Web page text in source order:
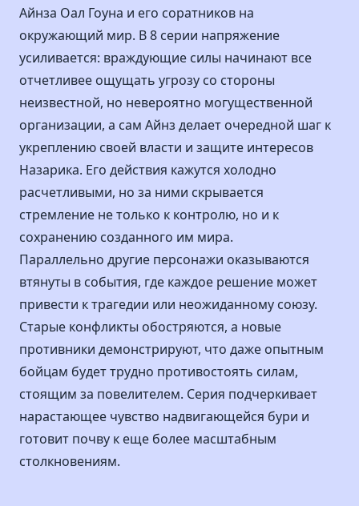
Айнза Оал Гоуна и его соратников на
окружающий мир. В 8 серии напряжение
усиливается: враждующие силы начинают все
отчетливее ощущать угрозу со стороны
неизвестной, но невероятно могущественной
организации, а сам Айнз делает очередной шаг к
укреплению своей власти и защите интересов
Назарика. Его действия кажутся холодно
расчетливыми, но за ними скрывается
стремление не только к контролю, но и к
сохранению созданного им мира.
Параллельно другие персонажи оказываются
втянуты в события, где каждое решение может
привести к трагедии или неожиданному союзу.
Старые конфликты обостряются, а новые
противники демонстрируют, что даже опытным
бойцам будет трудно противостоять силам,
стоящим за повелителем. Серия подчеркивает
нарастающее чувство надвигающейся бури и
готовит почву к еще более масштабным
столкновениям.